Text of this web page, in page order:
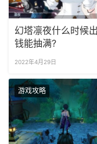
幻塔凛夜什么时候
钱能抽满?
2022年4月29日
游戏攻略